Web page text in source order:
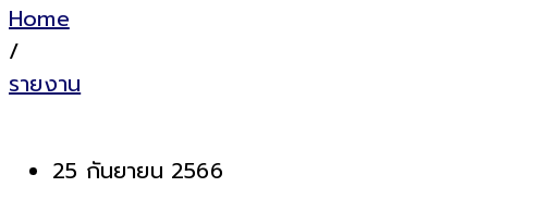
Home
/
รายงาน
25 กันยายน 2566